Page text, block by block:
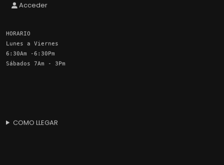
Acceder
HORARIO
Lunes a Viernes
6:30Am -6:30Pm
Sábados 7Am - 3Pm
COMO LLEGAR